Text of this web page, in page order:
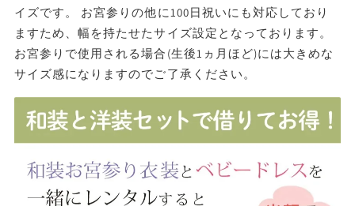
イズです。 お宮参りの他に100日祝いにも対応しており
ますため、幅を持たせたサイズ設定となっております。
お宮参りで使用される場合(生後1ヵ月ほど)には大きめな
サイズ感になりますのでご了承ください。